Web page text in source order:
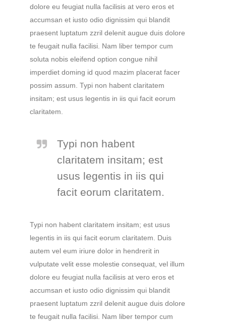
dolore eu feugiat nulla facilisis at vero eros et
accumsan et iusto odio dignissim qui blandit
praesent luptatum zzril delenit augue duis dolore
te feugait nulla facilisi. Nam liber tempor cum
soluta nobis eleifend option congue nihil
imperdiet doming id quod mazim placerat facer
possim assum. Typi non habent claritatem
insitam; est usus legentis in iis qui facit eorum
claritatem.
Typi non habent
claritatem insitam; est
usus legentis in iis qui
facit eorum claritatem.
Typi non habent claritatem insitam; est usus
legentis in iis qui facit eorum claritatem. Duis
autem vel eum iriure dolor in hendrerit in
vulputate velit esse molestie consequat, vel illum
dolore eu feugiat nulla facilisis at vero eros et
accumsan et iusto odio dignissim qui blandit
praesent luptatum zzril delenit augue duis dolore
te feugait nulla facilisi. Nam liber tempor cum